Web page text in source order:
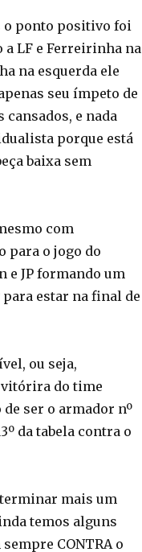
o ponto positivo foi
LF e Ferreirinha na
na esquerda ele
seu ímpeto de
e nada
porque está
baixa sem
com
para o jogo do
e JP formando um
para estar na final de
ou seja,
do time
ser o armador nº
da tabela contra o
terminar mais um
temos alguns
CONTRA o